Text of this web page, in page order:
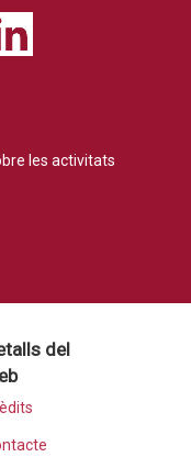
les activitats
del